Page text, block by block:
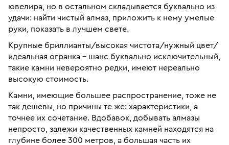
ювелира, но в остальном складывается буквально из
удачи: найти чистый алмаз, приложить к нему умелые
руки, показать в лучшем свете.
Крупные бриллианты/высокая чистота/нужный цвет/
идеальная огранка – шанс буквально исключительный,
такие камни невероятно редки, имеют нереально
высокую стоимость.
Камни, имеющие большее распространение, тоже не
так дешевы, но причины те же: характеристики, а
точнее их сочетание. Вдобавок, добывать алмазы
непросто, залежи качественных камней находятся на
глубине более 300 метров, а большая часть их